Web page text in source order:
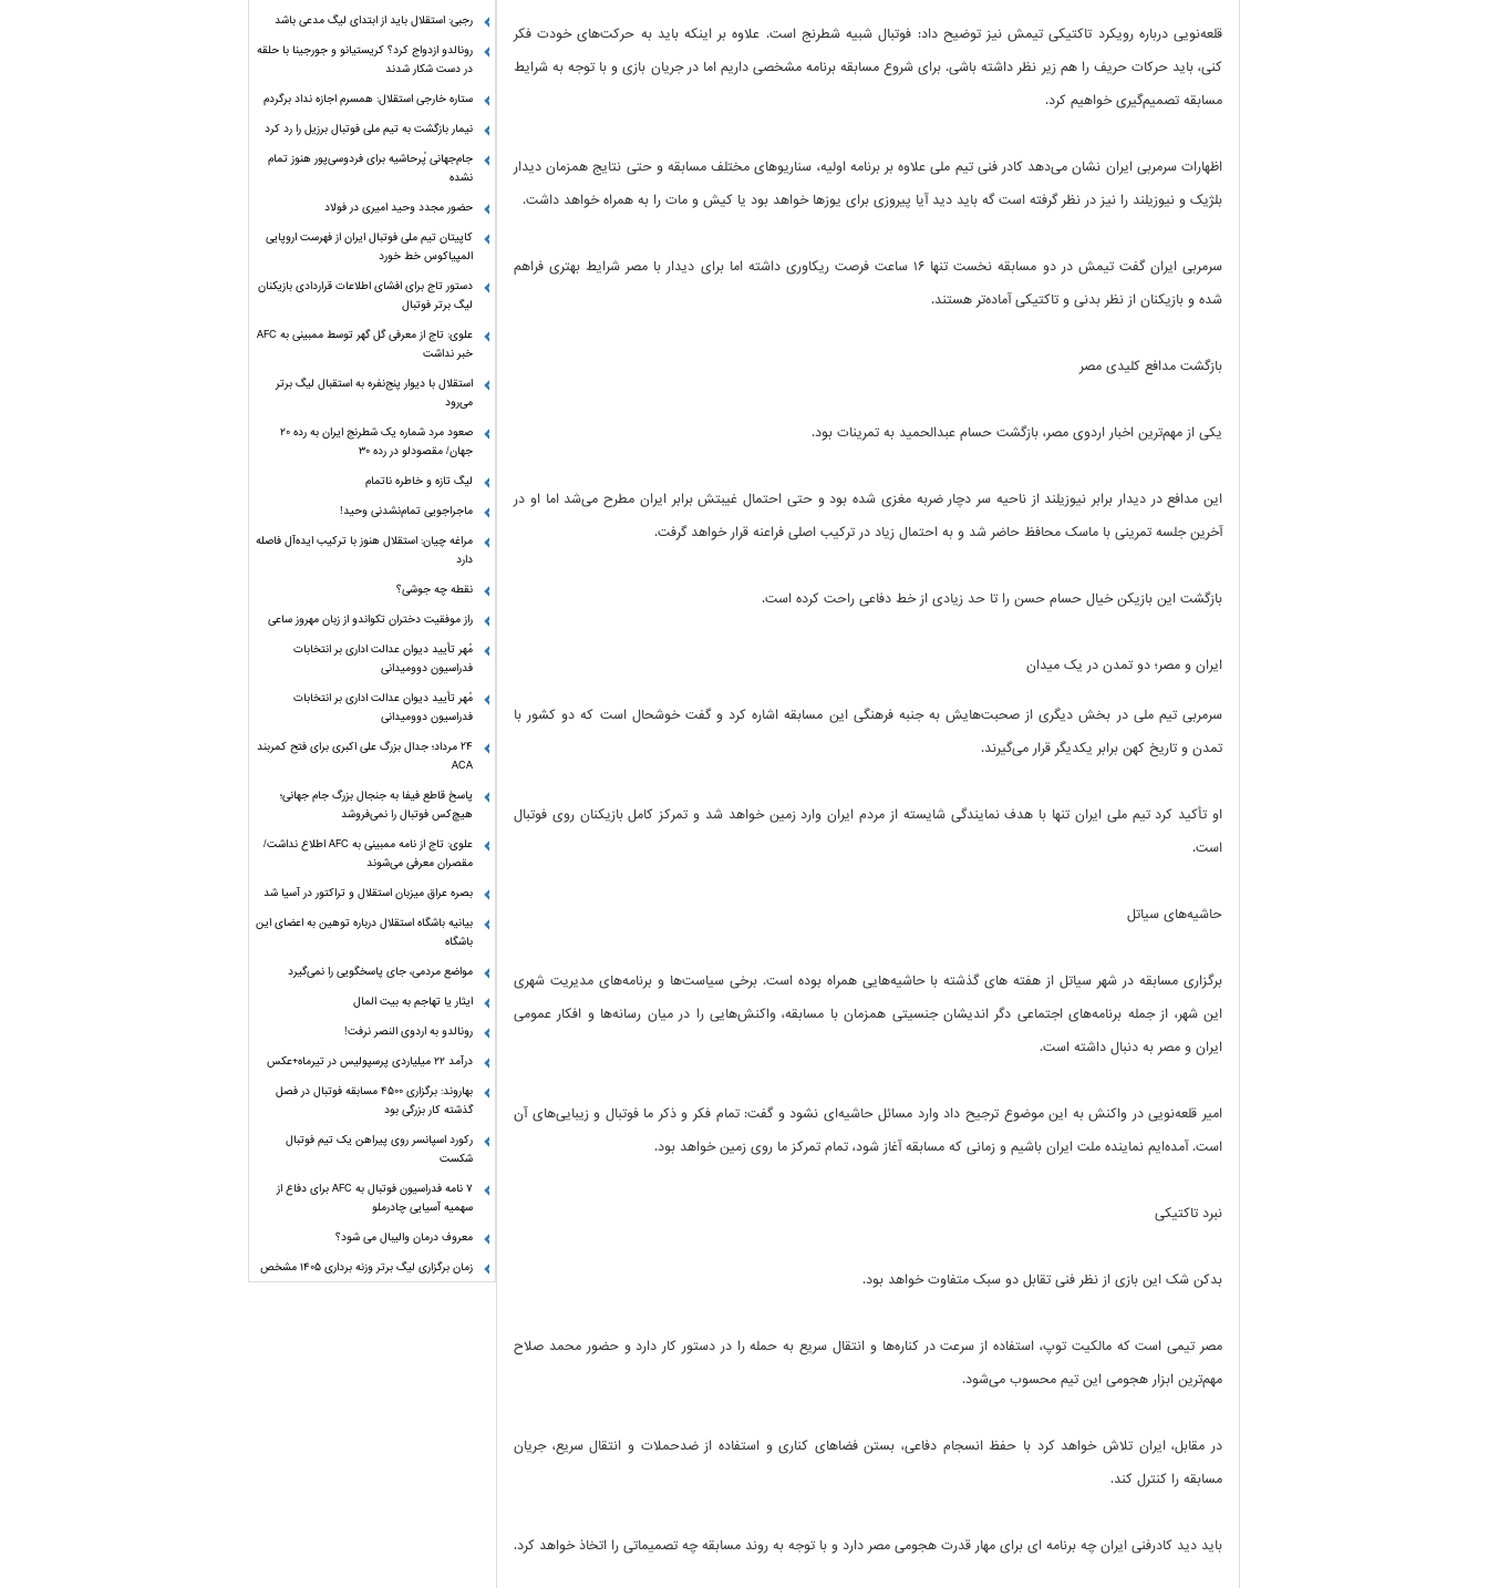
قلعه‌نویی درباره رویکرد تاکتیکی تیمش نیز توضیح داد: فوتبال شبیه شطرنج است. علاوه بر اینکه باید به حرکت‌های خودت فکر
کنی، باید حرکات حریف را هم زیر نظر داشته باشی. برای شروع مسابقه برنامه مشخصی داریم اما در جریان بازی و با توجه به شرایط
مسابقه تصمیم‌گیری خواهیم کرد.
اظهارات سرمربی ایران نشان می‌دهد کادر فنی تیم ملی علاوه بر برنامه اولیه، سناریوهای مختلف مسابقه و حتی نتایج همزمان دیدار
بلژیک و نیوزیلند را نیز در نظر گرفته است گه باید دید آیا پیروزی برای یوزها خواهد بود یا کیش و مات را به همراه خواهد داشت.
سرمربی ایران گفت تیمش در دو مسابقه نخست تنها ۱۶ ساعت فرصت ریکاوری داشته اما برای دیدار با مصر شرایط بهتری فراهم
شده و بازیکنان از نظر بدنی و تاکتیکی آماده‌تر هستند.
بازگشت مدافع کلیدی مصر
یکی از مهم‌ترین اخبار اردوی مصر، بازگشت حسام عبدالحمید به تمرینات بود.
این مدافع در دیدار برابر نیوزیلند از ناحیه سر دچار ضربه مغزی شده بود و حتی احتمال غیبتش برابر ایران مطرح می‌شد اما او در
آخرین جلسه تمرینی با ماسک محافظ حاضر شد و به احتمال زیاد در ترکیب اصلی فراعنه قرار خواهد گرفت.
بازگشت این بازیکن خیال حسام حسن را تا حد زیادی از خط دفاعی راحت کرده است.
ایران و مصر؛ دو تمدن در یک میدان
سرمربی تیم ملی در بخش دیگری از صحبت‌هایش به جنبه فرهنگی این مسابقه اشاره کرد و گفت خوشحال است که دو کشور با
تمدن و تاریخ کهن برابر یکدیگر قرار می‌گیرند.
او تأکید کرد تیم ملی ایران تنها با هدف نمایندگی شایسته از مردم ایران وارد زمین خواهد شد و تمرکز کامل بازیکنان روی فوتبال
است.
حاشیه‌های سیاتل
برگزاری مسابقه در شهر سیاتل از هفته های گذشته با حاشیه‌هایی همراه بوده است. برخی سیاست‌ها و برنامه‌های مدیریت شهری
این شهر، از جمله برنامه‌های اجتماعی دگر اندیشان جنسیتی همزمان با مسابقه، واکنش‌هایی را در میان رسانه‌ها و افکار عمومی
ایران و مصر به دنبال داشته است.
امیر قلعه‌نویی در واکنش به این موضوع ترجیح داد وارد مسائل حاشیه‌ای نشود و گفت: تمام فکر و ذکر ما فوتبال و زیبایی‌های آن
است. آمده‌ایم نماینده ملت ایران باشیم و زمانی که مسابقه آغاز شود، تمام تمرکز ما روی زمین خواهد بود.
نبرد تاکتیکی
بدکن شک این بازی از نظر فنی تقابل دو سبک متفاوت خواهد بود.
مصر تیمی است که مالکیت توپ، استفاده از سرعت در کناره‌ها و انتقال سریع به حمله را در دستور کار دارد و حضور محمد صلاح
مهم‌ترین ابزار هجومی این تیم محسوب می‌شود.
در مقابل، ایران تلاش خواهد کرد با حفظ انسجام دفاعی، بستن فضاهای کناری و استفاده از ضدحملات و انتقال سریع، جریان
مسابقه را کنترل کند.
باید دید کادرفنی ایران چه برنامه ای برای مهار قدرت هجومی مصر دارد و با توجه به روند مسابقه چه تصمیماتی را اتخاذ خواهد کرد.
رجبی: استقلال باید از ابتدای لیگ مدعی باشد
رونالدو ازدواج کرد؟ کریستیانو و جورجینا با حلقه
در دست شکار شدند
ستاره خارجی استقلال: همسرم اجازه نداد برگردم
نیمار بازگشت به تیم ملی فوتبال برزیل را رد کرد
جام‌جهانی پُرحاشیه برای فردوسی‌پور هنوز تمام
نشده
حضور مجدد وحید امیری در فولاد
کاپیتان تیم ملی فوتبال ایران از فهرست اروپایی
المپیاکوس خط خورد
دستور تاج برای افشای اطلاعات قراردادی بازیکنان
لیگ برتر فوتبال
علوی: تاج از معرفی گل گهر توسط ممبینی به AFC
خبر نداشت
استقلال با دیوار پنج‌نفره به استقبال لیگ برتر
می‌رود
صعود مرد شماره یک شطرنج ایران به رده ۲۰
جهان/ مقصودلو در رده ۳۰
لیگ تازه و خاطره ناتمام
ماجراجویی تمام‌نشدنی وحید!
مراغه چیان: استقلال هنوز با ترکیب ایده‌آل فاصله
دارد
نقطه چه جوشی؟
راز موفقیت دختران تکواندو از زبان مهروز ساعی
مُهر تأیید دیوان عدالت اداری بر انتخابات
فدراسیون دوومیدانی
مُهر تأیید دیوان عدالت اداری بر انتخابات
فدراسیون دوومیدانی
24 مرداد؛ جدال بزرگ علی‌ اکبری برای فتح کمربند
ACA
پاسخ قاطع فیفا به جنجال بزرگ جام جهانی؛
هیچ‌کس فوتبال را نمی‌فروشد
علوی: تاج از نامه ممبینی به AFC اطلاع نداشت/
مقصران معرفی می‌شوند
بصره عراق میزبان استقلال و تراکتور در آسیا شد
بیانیه باشگاه استقلال درباره توهین به اعضای این
باشگاه
مواضع مردمی، جای پاسخگویی را نمی‌گیرد
ایثار یا تهاجم به بیت المال
رونالدو به اردوی النصر نرفت!
درآمد ۲۲ میلیاردی پرسپولیس در تیرماه+عکس
بهاروند: برگزاری ۴۵۰۰ مسابقه فوتبال در فصل
گذشته کار بزرگی بود
رکورد اسپانسر روی پیراهن یک تیم فوتبال
شکست
۷ نامه فدراسیون فوتبال به AFC برای دفاع از
سهمیه آسیایی چادرملو
معروف درمان والیبال می شود؟
زمان برگزاری لیگ برتر وزنه برداری ۱۴۰۵ مشخص
شد